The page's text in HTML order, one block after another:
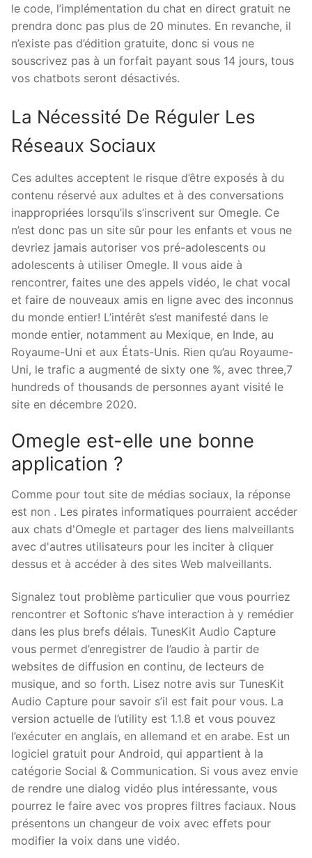
le code, l’implémentation du chat en direct gratuit ne
prendra donc pas plus de 20 minutes. En revanche, il
n’existe pas d’édition gratuite, donc si vous ne
souscrivez pas à un forfait payant sous 14 jours, tous
vos chatbots seront désactivés.
La Nécessité De Réguler Les
Réseaux Sociaux
Ces adultes acceptent le risque d’être exposés à du
contenu réservé aux adultes et à des conversations
inappropriées lorsqu’ils s’inscrivent sur Omegle. Ce
n’est donc pas un site sûr pour les enfants et vous ne
devriez jamais autoriser vos pré-adolescents ou
adolescents à utiliser Omegle. Il vous aide à
rencontrer, faites une des appels vidéo, le chat vocal
et faire de nouveaux amis en ligne avec des inconnus
du monde entier! L’intérêt s’est manifesté dans le
monde entier, notamment au Mexique, en Inde, au
Royaume-Uni et aux États-Unis. Rien qu’au Royaume-
Uni, le trafic a augmenté de sixty one %, avec three,7
hundreds of thousands de personnes ayant visité le
site en décembre 2020.
Omegle est-elle une bonne
application ?
Comme pour tout site de médias sociaux, la réponse
est non . Les pirates informatiques pourraient accéder
aux chats d'Omegle et partager des liens malveillants
avec d'autres utilisateurs pour les inciter à cliquer
dessus et à accéder à des sites Web malveillants.
Signalez tout problème particulier que vous pourriez
rencontrer et Softonic s’have interaction à y remédier
dans les plus brefs délais. TunesKit Audio Capture
vous permet d’enregistrer de l’audio à partir de
websites de diffusion en continu, de lecteurs de
musique, and so forth. Lisez notre avis sur TunesKit
Audio Capture pour savoir s’il est fait pour vous. La
version actuelle de l’utility est 1.1.8 et vous pouvez
l’exécuter en anglais, en allemand et en arabe. Est un
logiciel gratuit pour Android, qui appartient à la
catégorie Social & Communication. Si vous avez envie
de rendre une dialog vidéo plus intéressante, vous
pourrez le faire avec vos propres filtres faciaux. Nous
présentons un changeur de voix avec effets pour
modifier la voix dans une vidéo.